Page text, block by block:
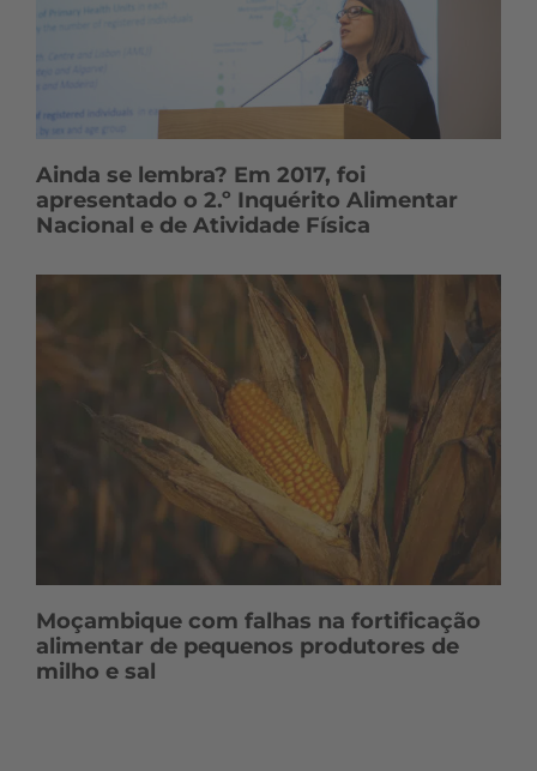
Ainda se lembra? Em 2017, foi
apresentado o 2.º Inquérito Alimentar
Nacional e de Atividade Física
Moçambique com falhas na fortificação
alimentar de pequenos produtores de
milho e sal